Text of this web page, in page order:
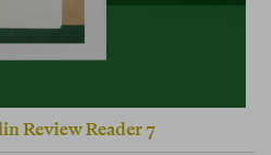
Review Reader 7